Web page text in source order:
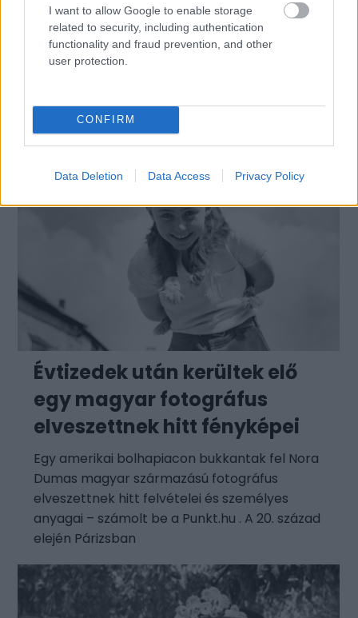
I want to allow Google to enable storage
related to security, including authentication
functionality and fraud prevention, and other
user protection.
CONFIRM
Data Deletion Data Access Privacy Policy
hogyan
Évtizedek után kerültek elő
egy magyar fotográfus
elveszettnek hitt fényképei
Egy amerikai bolhapiacon bukkantak fel Nora
Dumas magyar származású fotográfus
elveszettnek hitt felvételei és személyes
anyagai – számolt be a Punkt.hu . A 20. század
elején Párizsban